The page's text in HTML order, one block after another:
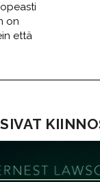
on
että